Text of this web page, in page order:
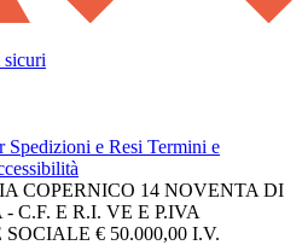
Spedizioni e Resi Termini e
COPERNICO 14 NOVENTA DI
C.F. E R.I. VE E P.IVA
€ 50.000,00 I.V.